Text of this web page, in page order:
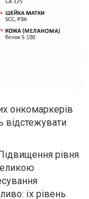
онкомаркерів
відстежувати
рівня
їх рівень